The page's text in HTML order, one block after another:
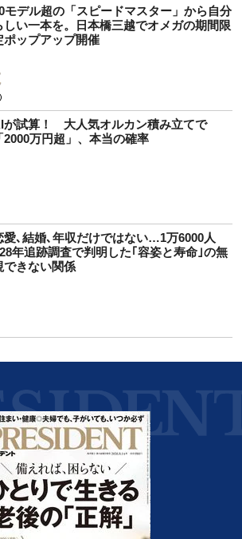
モデル超の「スピードマスター」から自分
しい一本を。日本橋三越でオメガの期間限
ポップアップ開催
が試算！ 大人気オルカン積み立てで
2000万円超」、本当の確率
愛､結婚､年収だけではない…1万6000人
年追跡調査で判明した｢容姿と寿命｣の無
できない関係